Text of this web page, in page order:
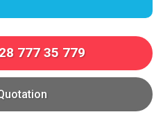
777 35 779